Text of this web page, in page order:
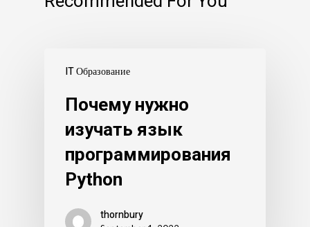
IT Образование
Почему нужно
изучать язык
программирования
Python
thornbury